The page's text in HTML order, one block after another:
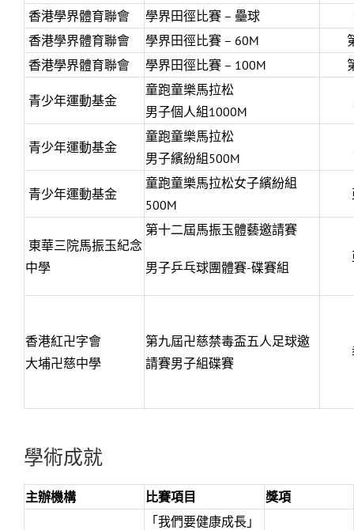
香港學界體育聯會
學界田徑比賽 – 壘球
香港學界體育聯會
學界田徑比賽 – 60M
香港學界體育聯會
學界田徑比賽 – 100M
青少年運動基金
童跑童樂馬拉松
男子個人組1000M
青少年運動基金
童跑童樂馬拉松
男子繽紛組500M
青少年運動基金
童跑童樂馬拉松女子繽紛組
500M
東華三院馬振玉紀念
中學
第十二屆馬振玉體藝邀請賽
男子乒乓球團體賽-碟賽組
香港紅卍字會
大埔卍慈中學
第九屆卍慈禁毒盃五人足球邀
請賽男子組碟賽
學術成就
主辦機構 比賽項目 獎項
「我們要健康成長」